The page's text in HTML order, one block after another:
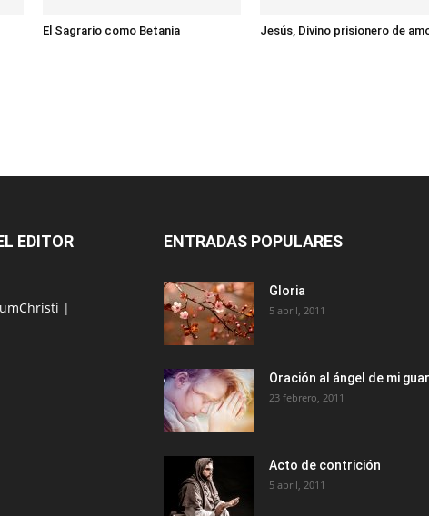
El Sagrario como Betania Jesús, Divino prisionero de
EDITOR
|
ENTRADAS POPULARES
Gloria
5 abril, 2011
Oración al ángel de mi
23 febrero, 2011
Acto de contrición
5 abril, 2011